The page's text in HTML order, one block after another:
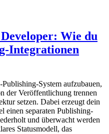
Wie du
Integrationen
System aufzubauen,
der Veröffentlichung trennen
setzen. Dabei erzeugt dein
einen separaten Publishing-
und überwacht werden
Statusmodell, das